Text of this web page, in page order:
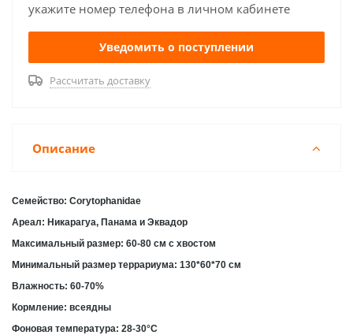
укажите номер телефона в личном кабинете
Уведомить о поступлении
Рассчитать доставку
Описание
Семейство: Corytophanidae
Ареал: Никарагуа, Панама и Эквадор
Максимальный размер: 60-80 см с хвостом
Минимальный размер террариума: 130*60*70 см
Влажность: 60-70%
Кормление: всеядны
Фоновая температура: 28-30°С